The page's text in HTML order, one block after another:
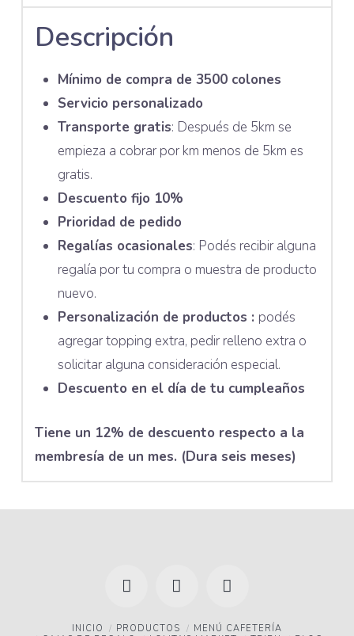
Descripción
Mínimo de compra de 3500 colones
Servicio personalizado
Transporte gratis: Después de 5km se
empieza a cobrar por km menos de 5km es
gratis.
Descuento fijo 10%
Prioridad de pedido
Regalías ocasionales: Podés recibir alguna
regalía por tu compra o muestra de producto
nuevo.
Personalización de productos : podés
agregar topping extra, pedir relleno extra o
solicitar alguna consideración especial.
Descuento en el día de tu cumpleaños
Tiene un 12% de descuento respecto a la
membresía de un mes. (Dura seis meses)
FacebookYouTubeInstagram
INICIO PRODUCTOS
MENÚ CAFETERÍA